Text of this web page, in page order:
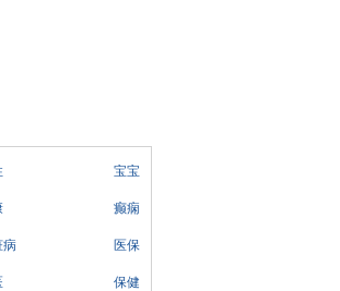
宝宝
癫痫
病 医保
保健